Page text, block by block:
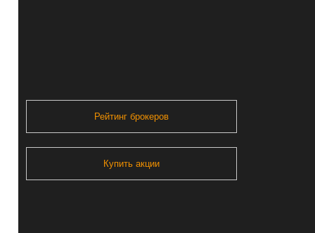
Рейтинг брокеров
Купить акции